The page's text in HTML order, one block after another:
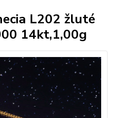
L202 žluté
14kt,1,00g